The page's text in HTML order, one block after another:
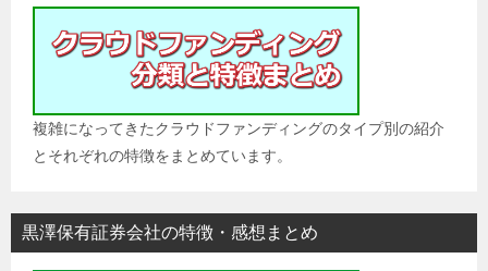
複雑になってきたクラウドファンディングのタイプ別の紹介
とそれぞれの特徴をまとめています。
黒澤保有証券会社の特徴・感想まとめ